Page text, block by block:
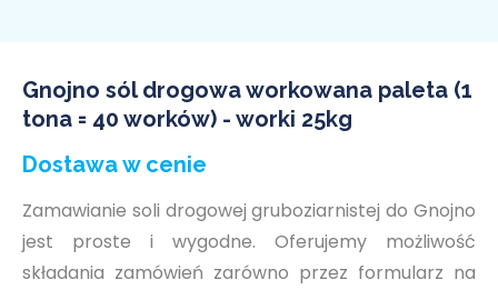
Gnojno sól drogowa workowana paleta (1
tona = 40 worków) - worki 25kg
Dostawa w cenie
Zamawianie soli drogowej gruboziarnistej do Gnojno
jest proste i wygodne. Oferujemy możliwość
składania zamówień zarówno przez formularz na